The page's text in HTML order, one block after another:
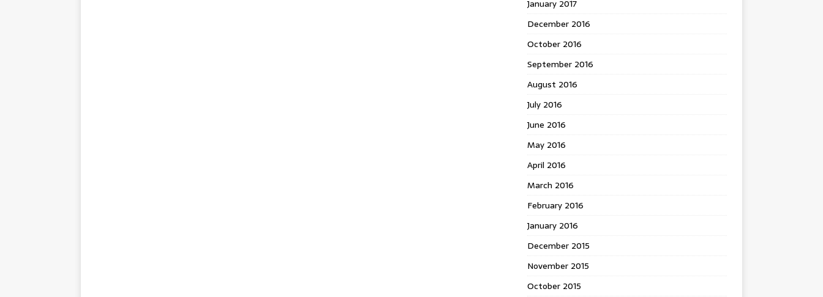
January 2017
December 2016
October 2016
September 2016
August 2016
July 2016
June 2016
May 2016
April 2016
March 2016
February 2016
January 2016
December 2015
November 2015
October 2015